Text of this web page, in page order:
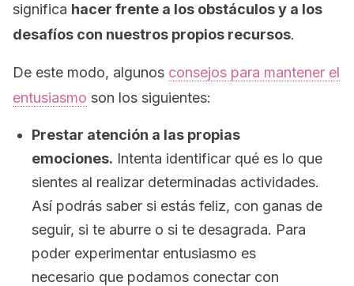
significa hacer frente a los obstáculos y a los
desafíos con nuestros propios recursos.
De este modo, algunos consejos para mantener el
entusiasmo son los siguientes:
Prestar atención a las propias
emociones. Intenta identificar qué es lo que
sientes al realizar determinadas actividades.
Así podrás saber si estás feliz, con ganas de
seguir, si te aburre o si te desagrada. Para
poder experimentar entusiasmo es
necesario que podamos conectar con